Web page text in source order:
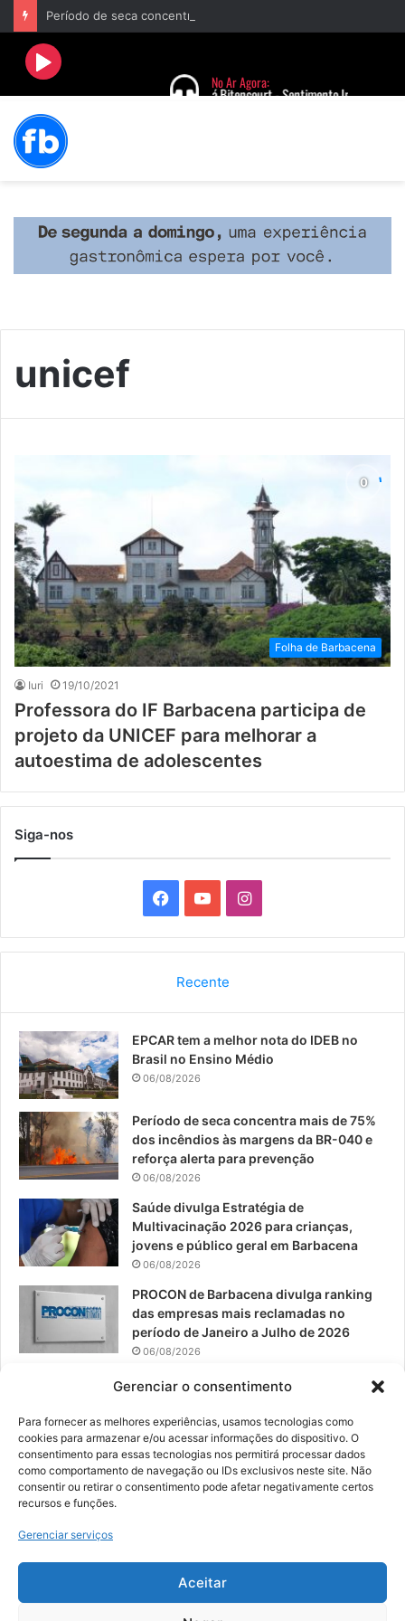
Gerenciar o consentimento
Para fornecer as melhores experiências, usamos tecnologias como
cookies para armazenar e/ou acessar informações do dispositivo. O
consentimento para essas tecnologias nos permitirá processar dados
como comportamento de navegação ou IDs exclusivos neste site. Não
consentir ou retirar o consentimento pode afetar negativamente certos
recursos e funções.
Gerenciar serviços
Aceitar
unicef
Folha de Barbacena
Iuri 19/10/2021
Professora do IF Barbacena participa de
projeto da UNICEF para melhorar a
autoestima de adolescentes
Siga-nos
a
b
o
o
k
o
u
e
I
n
a
r
a
Recente
EPCAR tem a melhor nota do IDEB no
Brasil no Ensino Médio
06/08/2026
Período de seca concentra mais de 75%
dos incêndios às margens da BR-040 e
reforça alerta para prevenção
06/08/2026
Saúde divulga Estratégia de
Multivacinação 2026 para crianças,
jovens e público geral em Barbacena
06/08/2026
PROCON de Barbacena divulga ranking
das empresas mais reclamadas no
período de Janeiro a Julho de 2026
06/08/2026
Prefeitura convoca organizações de
Resíduos Sólidos
05/08/2026
© 2026, Todos os direitos reservados | Desenvolvido por:
Digital Business| Hospedado por:NP Publicidade
Fale Conosco
Sobre Nós